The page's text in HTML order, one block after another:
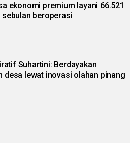
ekonomi premium layani 66.521
sebulan beroperasi
Suhartini: Berdayakan
desa lewat inovasi olahan pinang